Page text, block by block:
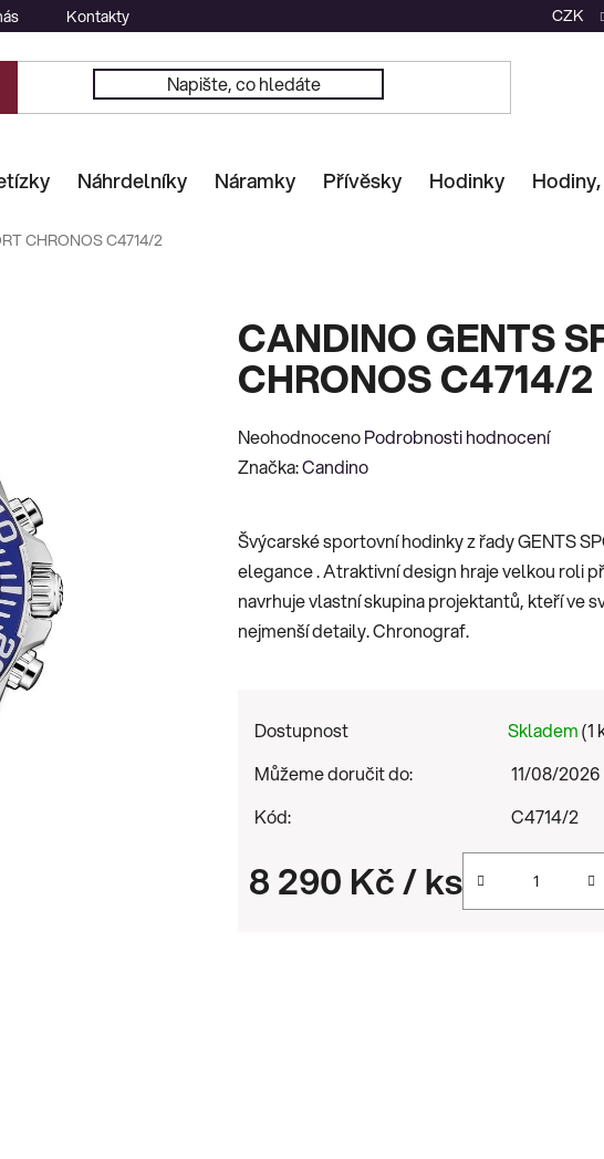
Kontakty CZK
Náhrdelníky Náramky Přívěsky Hodinky
CHRONOS C4714/2
CANDINO GENTS
CHRONOS C4714/2
Průměrné
hodnocení
je
0,0
z
5
hvězdiček.
NeohodnocenoPodrobnosti hodnocení
Značka:Candino
Švýcarské sportovní hodinky z řady GENTS
elegance . Atraktivní design hraje velkou roli
navrhuje vlastní skupina projektantů, kteří ve
nejmenší detaily. Chronograf.
Dostupnost Skladem(1
Můžeme doručit do:
11/08/2026
Kód:
C4714/2
8 290 Kč/ ks